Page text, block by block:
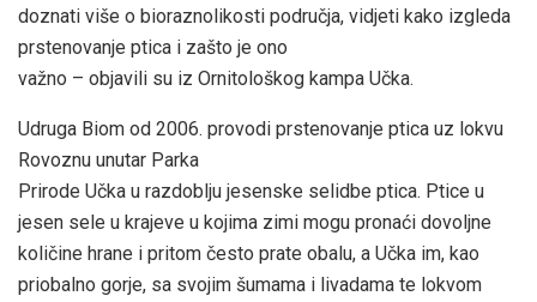
doznati više o bioraznolikosti područja, vidjeti kako izgleda
prstenovanje ptica i zašto je ono
važno – objavili su iz Ornitološkog kampa Učka.
Udruga Biom od 2006. provodi prstenovanje ptica uz lokvu
Rovoznu unutar Parka
Prirode Učka u razdoblju jesenske selidbe ptica. Ptice u
jesen sele u krajeve u kojima zimi mogu pronaći dovoljne
količine hrane i pritom često prate obalu, a Učka im, kao
priobalno gorje, sa svojim šumama i livadama te lokvom